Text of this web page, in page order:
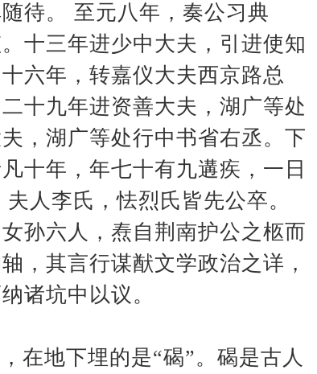
待。 至元八年，奏公习典
十三年进少中大夫，引进使知
六年，转嘉仪大夫西京路总
十九年进资善大夫，湖广等处
，湖广等处行中书省右丞。下
十年，年七十有九遘疾，一日
人李氏，怯烈氏皆先公卒。
孙六人，焘自荆南护公之柩而
，其言行谋猷文学政治之详，
诸坑中以议。
在地下埋的是“碣”。碣是古人